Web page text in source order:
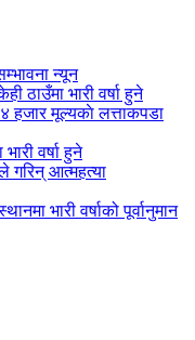
न्यून
ठाउँमा भारी वर्षा हुने
हजार मूल्यकाे लत्ताकपडा
वर्षा हुने
गरिन् आत्महत्या
भारी वर्षाको पूर्वानुमान